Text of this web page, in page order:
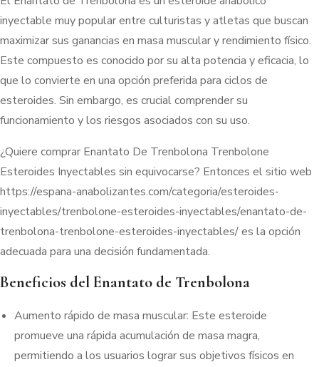
inyectable muy popular entre culturistas y atletas que buscan
maximizar sus ganancias en masa muscular y rendimiento físico.
Este compuesto es conocido por su alta potencia y eficacia, lo
que lo convierte en una opción preferida para ciclos de
esteroides. Sin embargo, es crucial comprender su
funcionamiento y los riesgos asociados con su uso.
¿Quiere comprar Enantato De Trenbolona Trenbolone
Esteroides Inyectables sin equivocarse? Entonces el sitio web
https://espana-anabolizantes.com/categoria/esteroides-
inyectables/trenbolone-esteroides-inyectables/enantato-de-
trenbolona-trenbolone-esteroides-inyectables/ es la opción
adecuada para una decisión fundamentada.
Beneficios del Enantato de Trenbolona
Aumento rápido de masa muscular: Este esteroide
promueve una rápida acumulación de masa magra,
permitiendo a los usuarios lograr sus objetivos físicos en